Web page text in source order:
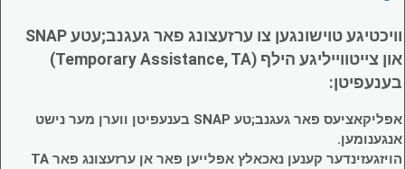
וויכטיגע טוישונגען צו ערזעצונג פאר געגנב;עטע SNAP
און צייטווייליגע הילף (Temporary Assistance, TA)
בענעפיטן:
אפליקאציעס פאר געגנב;טע SNAP בענעפיטן ווערן מער נישט
אנגענומען.
הויזגעזינדער קענען נאכאלץ אפּלייען פאר אן ערזעצונג פאר TA